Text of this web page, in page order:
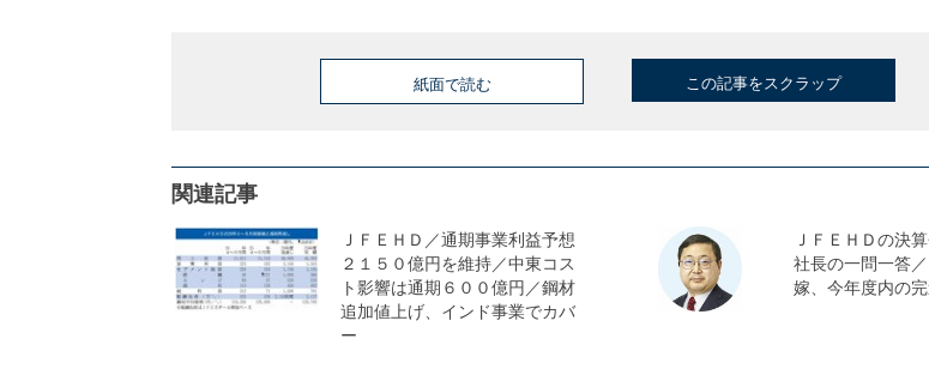
紙面で読む この記事をスクラップ
関連記事
ＪＦＥＨＤ／通期事業利益予想
２１５０億円を維持／中東コス
ト影響は通期６００億円／鋼材
追加値上げ、インド事業でカバ
ー
ＪＦＥＨＤの決
社長の一問一答
嫁、今年度内の完